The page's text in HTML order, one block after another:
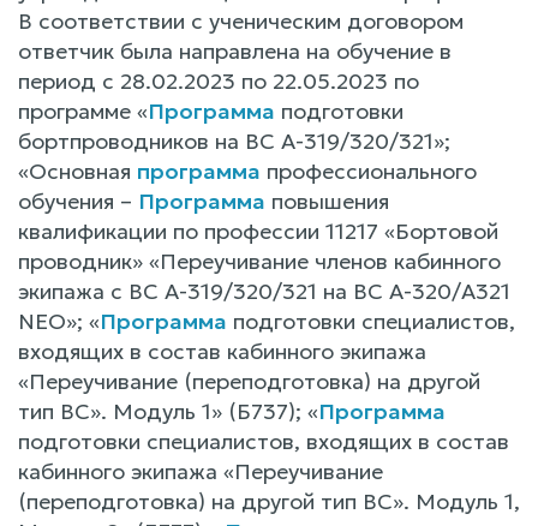
В соответствии с ученическим договором
ответчик была направлена на обучение в
период с 28.02.2023 по 22.05.2023 по
программе «Программа подготовки
бортпроводников на ВС А-319/320/321»;
«Основная программа профессионального
обучения – Программа повышения
квалификации по профессии 11217 «Бортовой
проводник» «Переучивание членов кабинного
экипажа с ВС А-319/320/321 на ВС А-320/А321
NEO»; «Программа подготовки специалистов,
входящих в состав кабинного экипажа
«Переучивание (переподготовка) на другой
тип ВС». Модуль 1» (Б737); «Программа
подготовки специалистов, входящих в состав
кабинного экипажа «Переучивание
(переподготовка) на другой тип ВС». Модуль 1,